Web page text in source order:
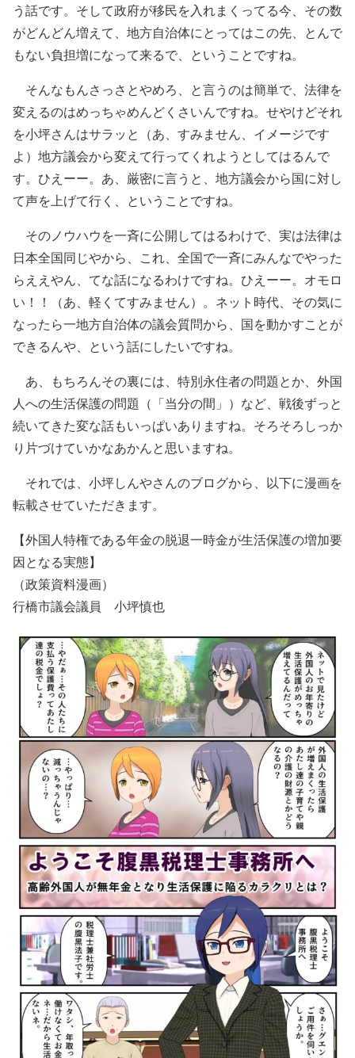
う話です。そして政府が移民を入れまくってる今、その数
がどんどん増えて、地方自治体にとってはこの先、とんで
もない負担増になって来るで、ということですね。
そんなもんさっさとやめろ、と言うのは簡単で、法律を
変えるのはめっちゃめんどくさいんですね。せやけどそれ
を小坪さんはサラッと（あ、すみません、イメージです
よ）地方議会から変えて行ってくれようとしてはるんで
す。ひえーー。あ、厳密に言うと、地方議会から国に対し
て声を上げて行く、ということですね。
そのノウハウを一斉に公開してはるわけで、実は法律は
日本全国同じやから、これ、全国で一斉にみんなでやった
らええやん、てな話になるわけですね。ひえーー。オモロ
い！！（あ、軽くてすみません）。ネット時代、その気に
なったら一地方自治体の議会質問から、国を動かすことが
できるんや、という話にしたいですね。
あ、もちろんその裏には、特別永住者の問題とか、外国
人への生活保護の問題（「当分の間」）など、戦後ずっと
続いてきた変な話もいっぱいありますね。そろそろしっか
り片づけていかなあかんと思いますね。
それでは、小坪しんやさんのブログから、以下に漫画を
転載させていただきます。
【外国人特権である年金の脱退一時金が生活保護の増加要
因となる実態】
（政策資料漫画）
行橋市議会議員 小坪慎也